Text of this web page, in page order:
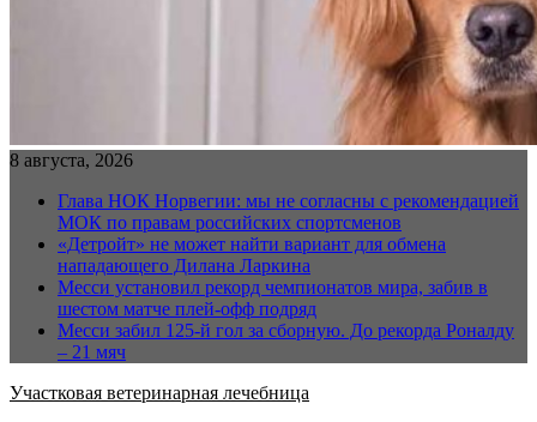
8 августа, 2026
Глава НОК Норвегии: мы не согласны с рекомендацией
МОК по правам российских спортсменов
«Детройт» не может найти вариант для обмена
нападающего Дилана Ларкина
Месси установил рекорд чемпионатов мира, забив в
шестом матче плей‑офф подряд
Месси забил 125-й гол за сборную. До рекорда Роналду
– 21 мяч
Участковая ветеринарная лечебница